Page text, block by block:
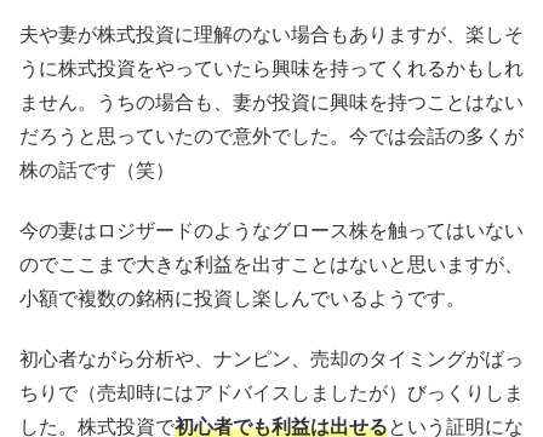
夫や妻が株式投資に理解のない場合もありますが、楽しそ
うに株式投資をやっていたら興味を持ってくれるかもしれ
ません。うちの場合も、妻が投資に興味を持つことはない
だろうと思っていたので意外でした。今では会話の多くが
株の話です（笑）
今の妻はロジザードのようなグロース株を触ってはいない
のでここまで大きな利益を出すことはないと思いますが、
小額で複数の銘柄に投資し楽しんでいるようです。
初心者ながら分析や、ナンピン、売却のタイミングがばっ
ちりで（売却時にはアドバイスしましたが）びっくりしま
した。株式投資で初心者でも利益は出せるという証明にな